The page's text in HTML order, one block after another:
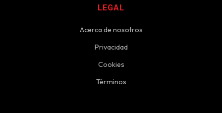
LEGAL
Acerca de nosotros
Privacidad
Cookies
Términos